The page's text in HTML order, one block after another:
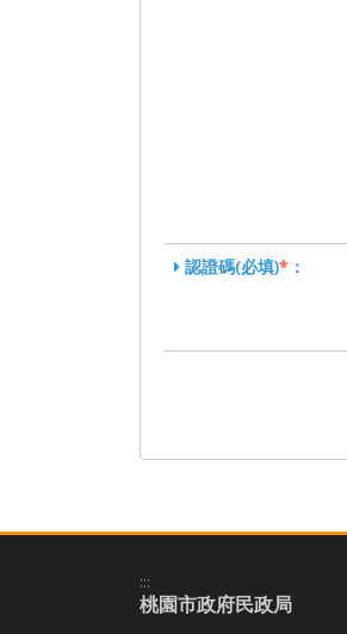
認證碼(必填)* ：
:::
桃園市政府民政局